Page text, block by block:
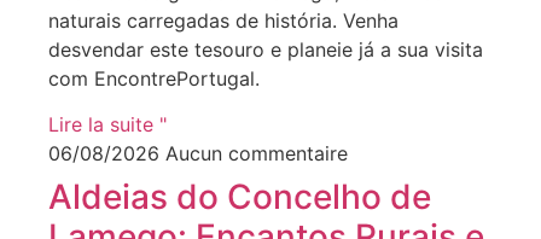
naturais carregadas de história. Venha
desvendar este tesouro e planeie já a sua visita
com EncontrePortugal.
Lire la suite "
06/08/2026 Aucun commentaire
Aldeias do Concelho de